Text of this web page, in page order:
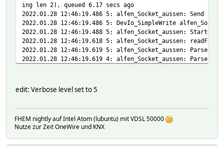
ing len 2), queued 6.17 secs ago
2022.01.28 12:46:19.486 5: alfen_Socket_aussen: Send
2022.01.28 12:46:19.486 5: DevIo_SimpleWrite
2022.01.28 12:46:19.488 5: alfen_Socket_aussen:
2022.01.28 12:46:19.618 5: alfen_Socket_aussen: readFn
2022.01.28 12:46:19.619 5: alfen_Socket_aussen:
2022.01.28 12:46:19.619 4: alfen_Socket_aussen:
2022.01.28 12:46:19.619 5: alfen_Socket_aussen: now
2022.01.28 12:46:19.620 5: alfen_Socket_aussen:
2022.01.28 12:46:19.620 5: alfen_Socket_aussen:
2022.01.28 12:46:19.620 4: alfen_Socket_aussen:
edit: Verbose level set to 5
FHEM nightly auf Intel Atom (lubuntu) mit VDSL 50000
Nutze zur Zeit OneWire und KNX